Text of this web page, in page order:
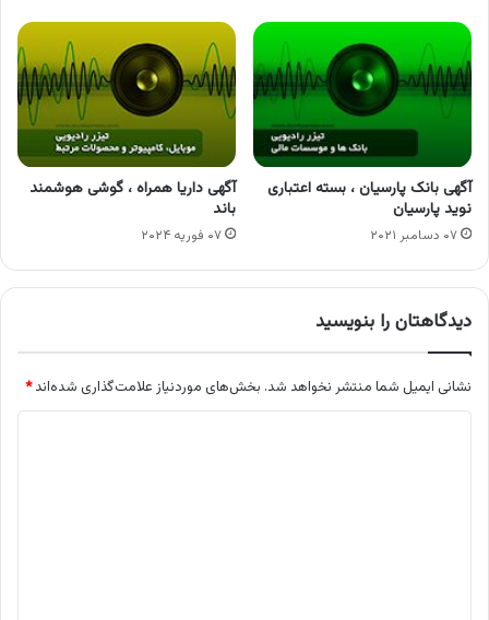
آگهی بانک پارسیان ، بسته اعتباری
نوید پارسیان
۰۷ دسامبر ۲۰۲۱
آگهی داریا همراه ، گوشی هوشمند
باند
۰۷ فوریه ۲۰۲۴
دیدگاهتان را بنویسید
نشانی ایمیل شما منتشر نخواهد شد. بخش‌های موردنیاز علامت‌گذاری شده‌اند*